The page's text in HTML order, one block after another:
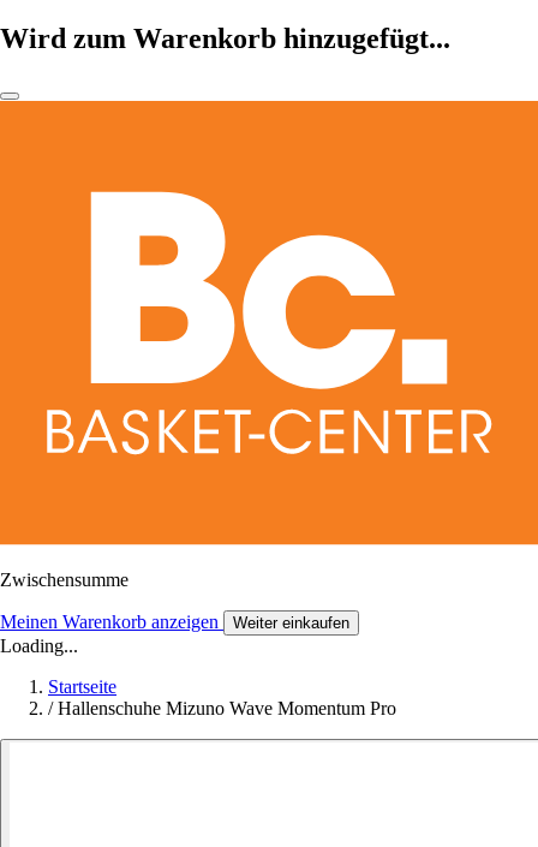
Wird zum Warenkorb hinzugefügt...
Zwischensumme
Meinen Warenkorb anzeigen Weiter einkaufen
Loading...
Startseite
/ Hallenschuhe Mizuno Wave Momentum Pro